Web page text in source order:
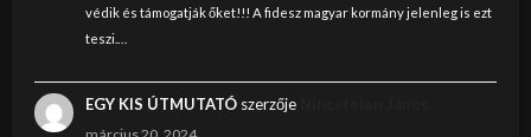
védik és támogatják őket!!! A fidesz magyar kormány jelenleg is ezt
teszi.…
EGY KIS ÚTMUTATÓszerzője